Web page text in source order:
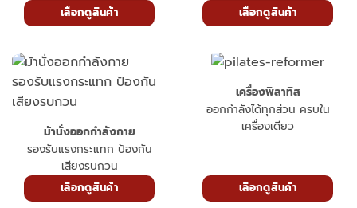
เลือกดูสินค้า เลือกดูสินค้า
ม้านั่งออกกำลังกาย
รองรับแรงกระแทก ป้องกัน
เสียงรบกวน
เลือกดูสินค้า
เครื่องพิลาทิส
ออกกำลังได้ทุกส่วน ครบใน
เครื่องเดียว
เลือกดูสินค้า